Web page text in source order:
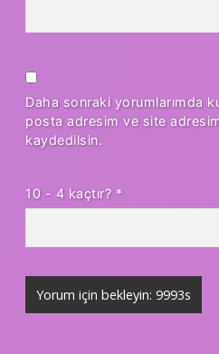
Daha sonraki yorumlarımda
posta adresim ve site
kaydedilsin.
10 - 4 kaçtır? *